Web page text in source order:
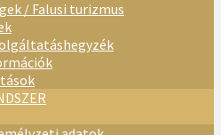
/ Falusi turizmus